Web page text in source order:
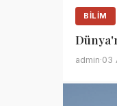
BILIM
admin·03